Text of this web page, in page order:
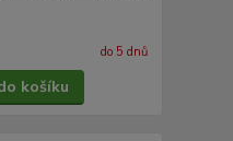
do 5 dnů
košíku